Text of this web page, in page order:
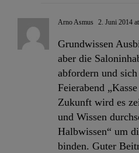
Arno Asmus 2. Juni 2014
Grundwissen
aber die
abfordern und
Feierabend
Zukunft wird es
und Wissen
Halbwissen“ um
binden. Guter